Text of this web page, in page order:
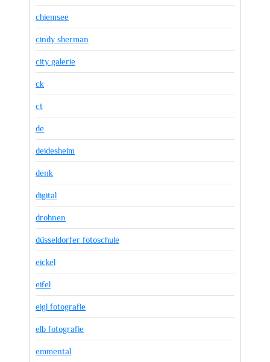
chiemsee
cindy sherman
city galerie
ck
ct
de
deidesheim
denk
digital
drohnen
düsseldorfer fotoschule
eickel
eifel
eigl fotografie
elb fotografie
emmental